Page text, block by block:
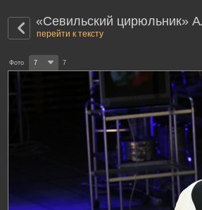
«Севильский цирюльник»
перейти к тексту
Фото 7 7